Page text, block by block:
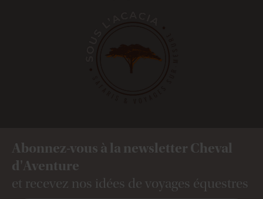
Abonnez-vous à la newsletter Cheval
d'Aventure
et recevez nos idées de voyages équestres